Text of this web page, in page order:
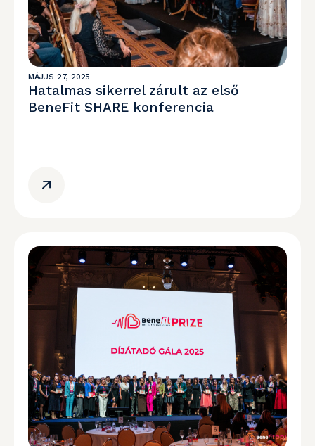
MÁJUS 27, 2025
Hatalmas sikerrel zárult az első
BeneFit SHARE konferencia